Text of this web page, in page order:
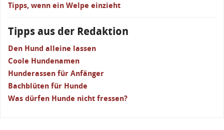
Tipps, wenn ein Welpe einzieht
Tipps aus der Redaktion
Den Hund alleine lassen
Coole Hundenamen
Hunderassen für Anfänger
Bachblüten für Hunde
Was dürfen Hunde nicht fressen?